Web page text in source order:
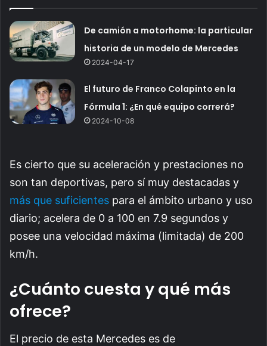
De camión a motorhome: la particular
historia de un modelo de Mercedes
2024-04-17
El futuro de Franco Colapinto en la
Fórmula 1: ¿En qué equipo correrá?
2024-10-08
Es cierto que su aceleración y prestaciones no
son tan deportivas, pero sí muy destacadas y
más que suficientes para el ámbito urbano y uso
diario; acelera de 0 a 100 en 7.9 segundos y
posee una velocidad máxima (limitada) de 200
km/h.
¿Cuánto cuesta y qué más
ofrece?
El precio de esta Mercedes es de